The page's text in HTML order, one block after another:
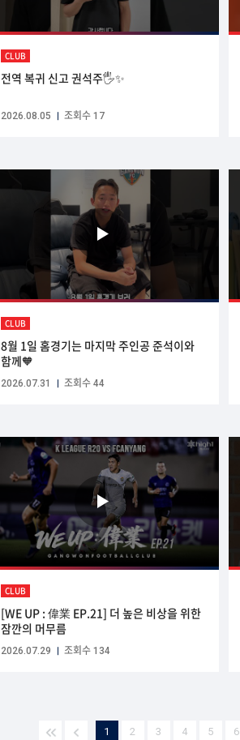
CLUB
전역 복귀 신고 권석주🖐✨
2026.08.05 조회수 17
CLUB
8월 1일 홈경기는 마지막 주인공 준석이와
함께🧡
2026.07.31 조회수 44
CLUB
[WE UP : 偉業 EP.21] 더 높은 비상을 위한
잠깐의 머무름
2026.07.29 조회수 134
1 2 3 4 5 6